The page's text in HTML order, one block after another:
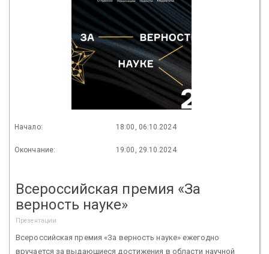
Начало: 18:00, 06.10.2024
Окончание: 19:00, 29.10.2024
Всероссийская премия «За
верность науке»
Презентации
Всероссийская премия «За верность науке» ежегодно
вручается за выдающиеся достижения в области научной